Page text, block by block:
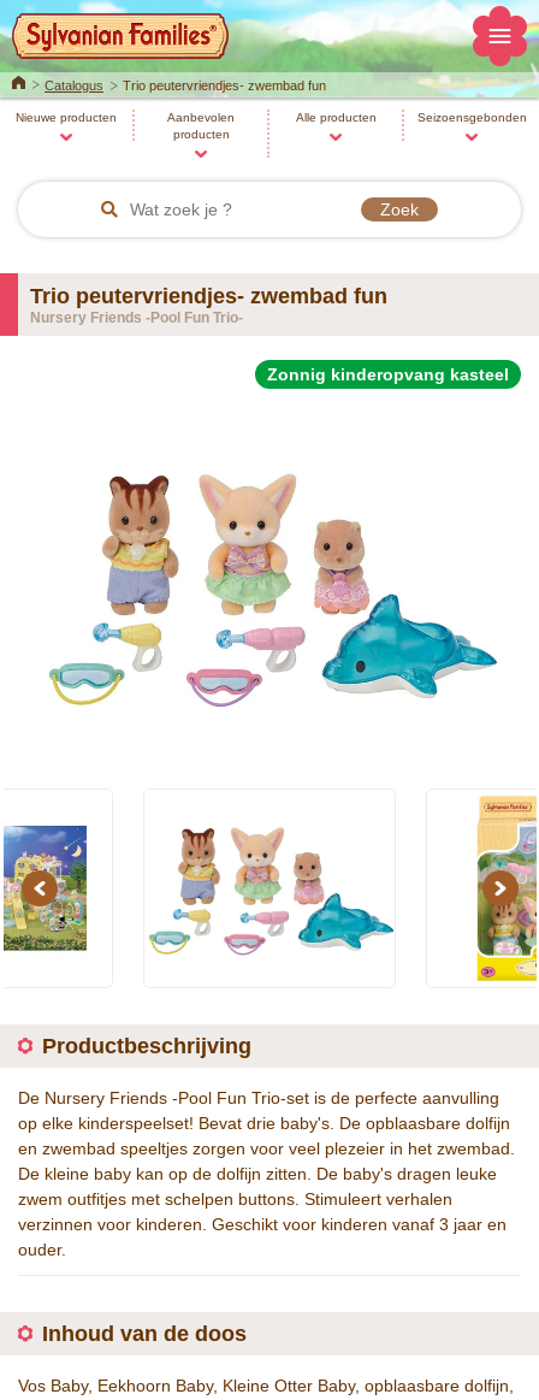
HomeCatalogus Trio peutervriendjes- zwembad fun
Nieuwe producten
Aanbevolen
producten
Alle producten Seizoensgebonden
Trio peutervriendjes- zwembad fun
Nursery Friends -Pool Fun Trio-
Zonnig kinderopvang kasteel
Previous Next
Productbeschrijving
De Nursery Friends -Pool Fun Trio-set is de perfecte aanvulling
op elke kinderspeelset! Bevat drie baby's. De opblaasbare dolfijn
en zwembad speeltjes zorgen voor veel plezeier in het zwembad.
De kleine baby kan op de dolfijn zitten. De baby's dragen leuke
zwem outfitjes met schelpen buttons. Stimuleert verhalen
verzinnen voor kinderen. Geschikt voor kinderen vanaf 3 jaar en
ouder.
Inhoud van de doos
Vos Baby, Eekhoorn Baby, Kleine Otter Baby, opblaasbare dolfijn,